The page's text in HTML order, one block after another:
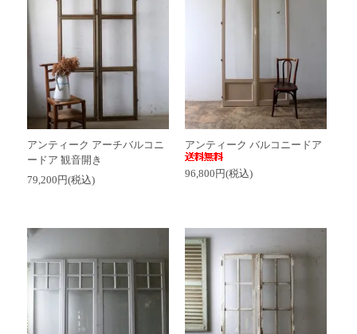
アンティーク アーチバルコニ
ードア 観音開き
79,200円(税込)
アンティーク バルコニードア
96,800円(税込)